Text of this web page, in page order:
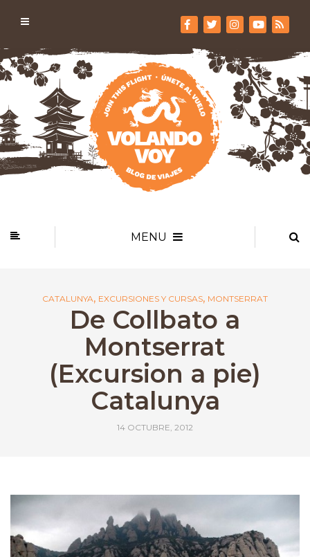
MENU
CATALUNYA, EXCURSIONES Y CURSAS, MONTSERRAT
De Collbato a
Montserrat
(Excursion a pie)
Catalunya
14 OCTUBRE, 2012